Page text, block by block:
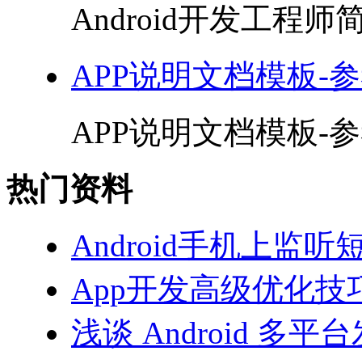
Android开发工程师
APP说明文档模板-
APP说明文档模板-
热门资料
Android手机上监听
App开发高级优化技
浅谈 Android 多平台